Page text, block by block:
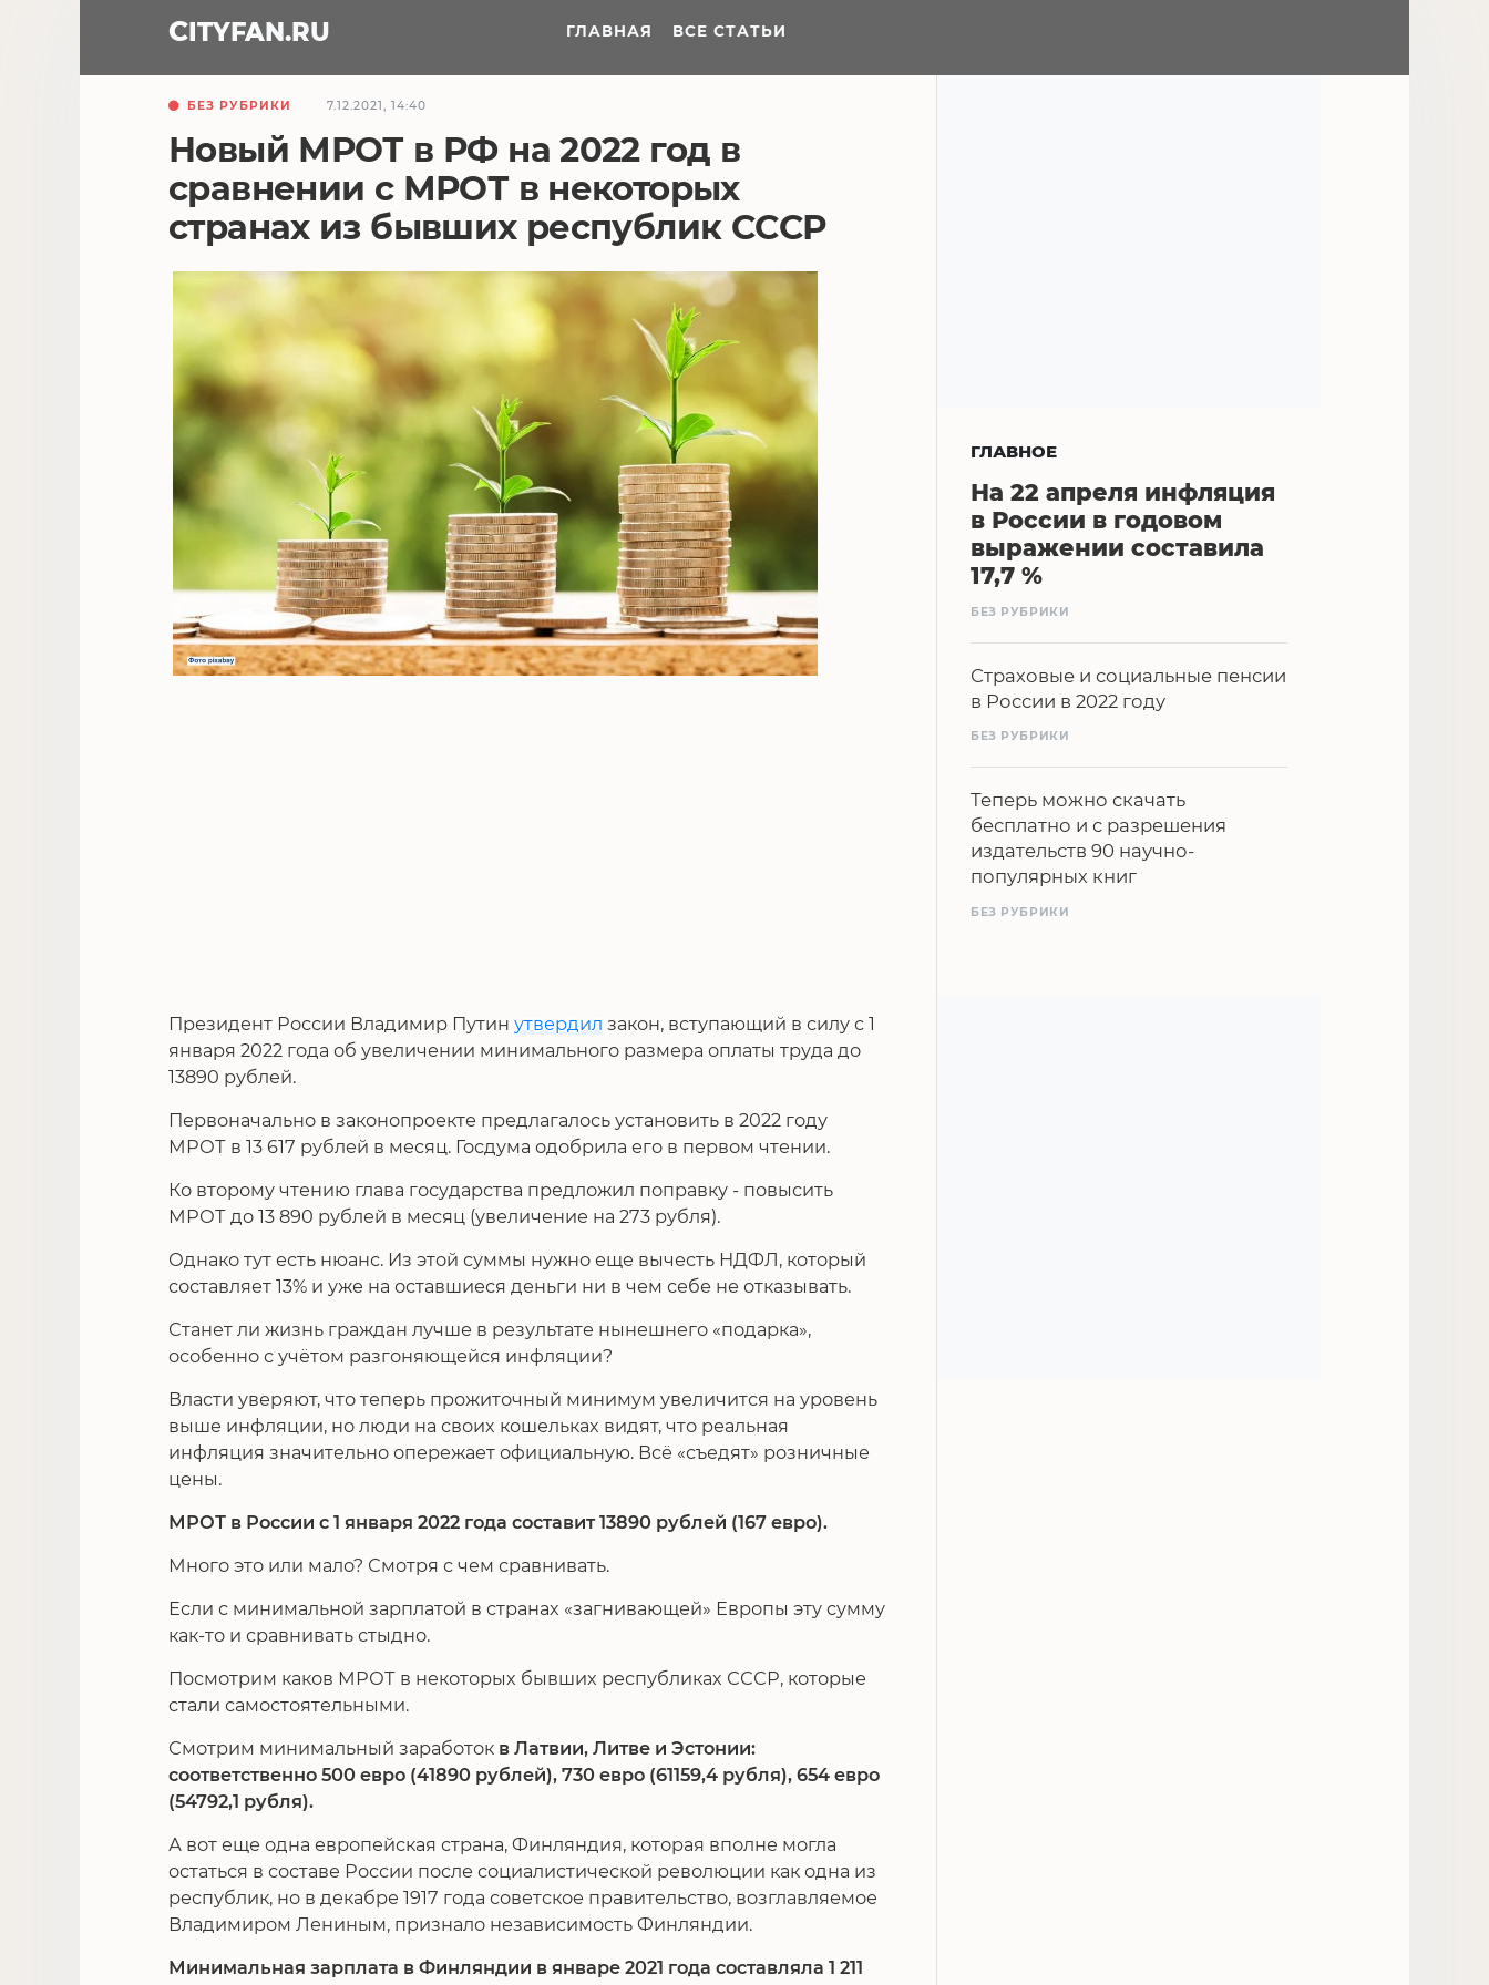
CITYFAN.RU ГЛАВНАЯ ВСЕ СТАТЬИ
БЕЗ РУБРИКИ 7.12.2021, 14:40
Новый МРОТ в РФ на 2022 год в
сравнении с МРОТ в некоторых
странах из бывших республик СССР
Президент России Владимир Путин утвердил закон, вступающий в силу с 1
января 2022 года об увеличении минимального размера оплаты труда до
13890 рублей.
Первоначально в законопроекте предлагалось установить в 2022 году
МРОТ в 13 617 рублей в месяц. Госдума одобрила его в первом чтении.
Ко второму чтению глава государства предложил поправку - повысить
МРОТ до 13 890 рублей в месяц (увеличение на 273 рубля).
Однако тут есть нюанс. Из этой суммы нужно еще вычесть НДФЛ, который
составляет 13% и уже на оставшиеся деньги ни в чем себе не отказывать.
Станет ли жизнь граждан лучше в результате нынешнего «подарка»,
особенно с учётом разгоняющейся инфляции?
Власти уверяют, что теперь прожиточный минимум увеличится на уровень
выше инфляции, но люди на своих кошельках видят, что реальная
инфляция значительно опережает официальную. Всё «съедят» розничные
цены.
МРОТ в России с 1 января 2022 года составит 13890 рублей (167 евро).
Много это или мало? Смотря с чем сравнивать.
Если с минимальной зарплатой в странах «загнивающей» Европы эту сумму
как-то и сравнивать стыдно.
Посмотрим каков МРОТ в некоторых бывших республиках СССР, которые
стали самостоятельными.
Смотрим минимальный заработок в Латвии, Литве и Эстонии:
соответственно 500 евро (41890 рублей), 730 евро (61159,4 рубля), 654 евро
(54792,1 рубля).
А вот еще одна европейская страна, Финляндия, которая вполне могла
остаться в составе России после социалистической революции как одна из
республик, но в декабре 1917 года советское правительство, возглавляемое
Владимиром Лениным, признало независимость Финляндии.
Минимальная зарплата в Финляндии в январе 2021 года составляла 1 211
ГЛАВНОЕ
На 22 апреля инфляция
в России в годовом
выражении составила
17,7 %
БЕЗ РУБРИКИ
Страховые и социальные пенсии
в России в 2022 году
БЕЗ РУБРИКИ
Теперь можно скачать
бесплатно и с разрешения
издательств 90 научно-
популярных книг
БЕЗ РУБРИКИ